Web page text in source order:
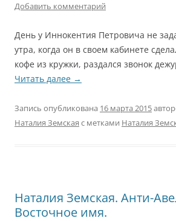
Добавить комментарий
День у Иннокентия Петровича не
утра, когда он в своем кабинете
кофе из кружки, раздался звонок
Читать далее →
Запись опубликована 16 марта 2015
Наталия Земская с метками Наталия
Наталия Земская. Анти-
Восточное имя.